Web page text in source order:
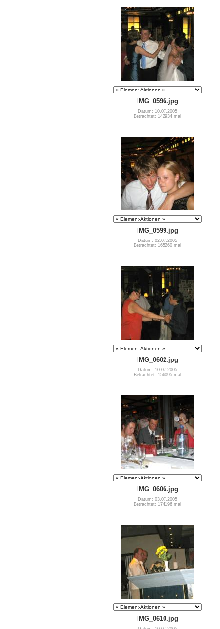
IMG_0596.jpg
Datum: 10.07.2005
Betrachtet: 142934 mal
IMG_0599.jpg
Datum: 02.07.2005
Betrachtet: 165260 mal
IMG_0602.jpg
Datum: 10.07.2005
Betrachtet: 156095 mal
IMG_0606.jpg
Datum: 03.07.2005
Betrachtet: 174196 mal
IMG_0610.jpg